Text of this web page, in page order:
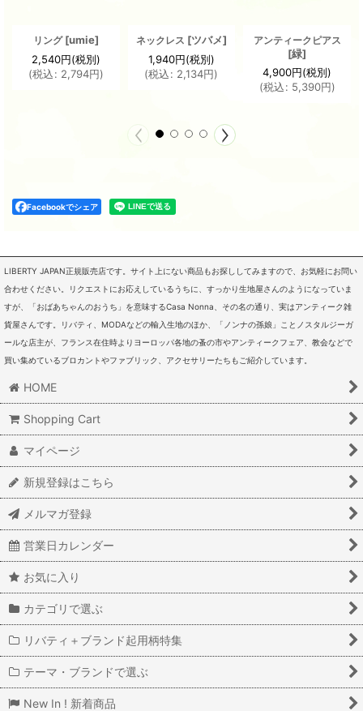
リング [umie]
2,540円(税別)
(税込: 2,794円)
ネックレス [ツバメ]
1,940円(税別)
(税込: 2,134円)
アンティークピアス
[緑]
4,900円(税別)
(税込: 5,390円)
Facebookでシェア
LIBERTY JAPAN正規販売店です。サイト上にない商品もお探ししてみますので、お気軽にお問い
合わせください。リクエストにお応えしているうちに、すっかり生地屋さんのようになっていま
すが、「おばあちゃんのおうち」を意味するCasa Nonna、その名の通り、実はアンティーク雑
貨屋さんです。リバティ、MODAなどの輸入生地のほか、「ノンナの孫娘」ことノスタルジーガ
ールな店主が、フランス在住時よりヨーロッパ各地の蚤の市やアンティークフェア、教会などで
買い集めているブロカントやファブリック、アクセサリーたちもご紹介しています。
HOME
Shopping Cart
マイページ
新規登録はこちら
メルマガ登録
営業日カレンダー
お気に入り
カテゴリで選ぶ
リバティ＋ブランド起用柄特集
テーマ・ブランドで選ぶ
New In ! 新着商品